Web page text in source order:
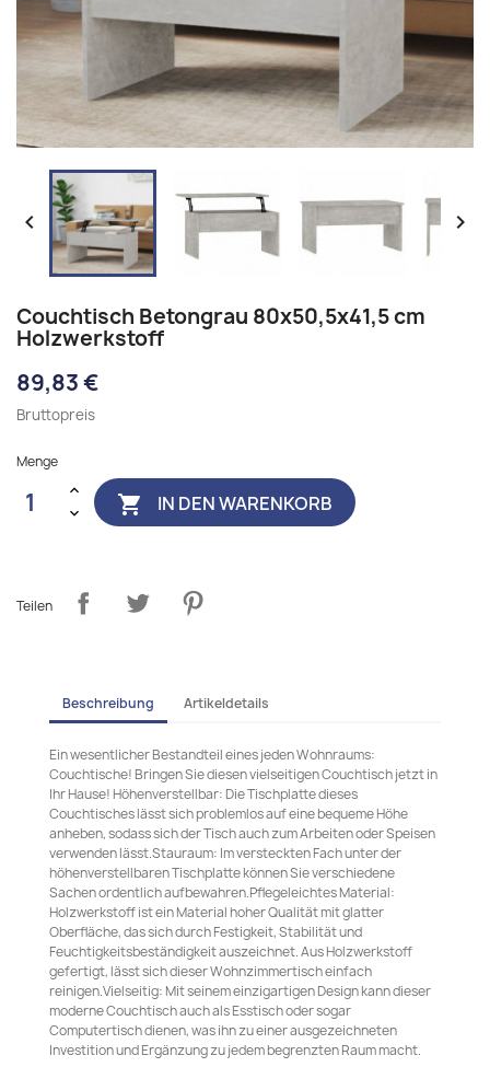
 
Couchtisch Betongrau 80x50,5x41,5 cm
Holzwerkstoff
89,83 €
Bruttopreis
Menge
 IN DEN WARENKORB
Teilen
Beschreibung Artikeldetails
Ein wesentlicher Bestandteil eines jeden Wohnraums:
Couchtische! Bringen Sie diesen vielseitigen Couchtisch jetzt in
Ihr Hause! Höhenverstellbar: Die Tischplatte dieses
Couchtisches lässt sich problemlos auf eine bequeme Höhe
anheben, sodass sich der Tisch auch zum Arbeiten oder Speisen
verwenden lässt.Stauraum: Im versteckten Fach unter der
höhenverstellbaren Tischplatte können Sie verschiedene
Sachen ordentlich aufbewahren.Pflegeleichtes Material:
Holzwerkstoff ist ein Material hoher Qualität mit glatter
Oberfläche, das sich durch Festigkeit, Stabilität und
Feuchtigkeitsbeständigkeit auszeichnet. Aus Holzwerkstoff
gefertigt, lässt sich dieser Wohnzimmertisch einfach
reinigen.Vielseitig: Mit seinem einzigartigen Design kann dieser
moderne Couchtisch auch als Esstisch oder sogar
Computertisch dienen, was ihn zu einer ausgezeichneten
Investition und Ergänzung zu jedem begrenzten Raum macht.